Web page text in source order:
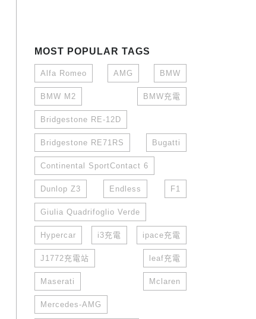
MOST POPULAR TAGS
Alfa Romeo AMG BMW
BMW M2 BMW充電
Bridgestone RE-12D
Bridgestone RE71RS Bugatti
Continental SportContact 6
Dunlop Z3 Endless F1
Giulia Quadrifoglio Verde
Hypercar i3充電 ipace充電
J1772充電站 leaf充電
Maserati Mclaren
Mercedes-AMG